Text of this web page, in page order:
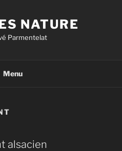
NATURE
Parmentelat
Menu
alsacien